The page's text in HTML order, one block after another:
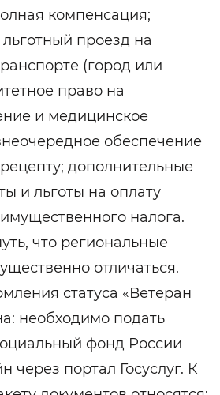
компенсация;
проезд на
(город или
право на
и медицинское
обеспечение
дополнительные
и льготы на оплату
налога.
что региональные
отличаться.
статуса «Ветеран
необходимо подать
фонд России
через портал Госуслуг. К